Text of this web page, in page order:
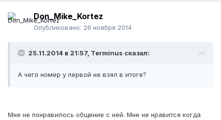
Don_Mike_Kortez
Опубликовано: 26 ноября 2014
25.11.2014 в 21:57, Terminus сказал:
А чего номер у первой не взял в итоге?
Мне не понравилось общение с ней. Мне не нравится когда